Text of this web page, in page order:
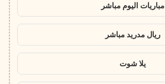
مباريات اليوم مباشر
ريال مدريد مباشر
يلا شوت